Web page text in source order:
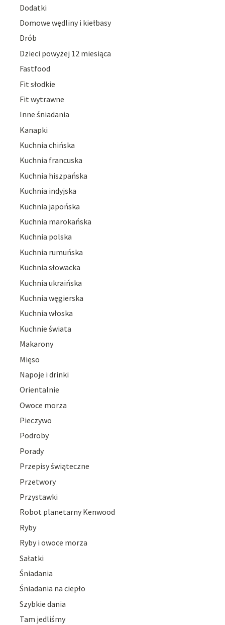
Dodatki
Domowe wędliny i kiełbasy
Drób
Dzieci powyżej 12 miesiąca
Fastfood
Fit słodkie
Fit wytrawne
Inne śniadania
Kanapki
Kuchnia chińska
Kuchnia francuska
Kuchnia hiszpańska
Kuchnia indyjska
Kuchnia japońska
Kuchnia marokańska
Kuchnia polska
Kuchnia rumuńska
Kuchnia słowacka
Kuchnia ukraińska
Kuchnia węgierska
Kuchnia włoska
Kuchnie świata
Makarony
Mięso
Napoje i drinki
Orientalnie
Owoce morza
Pieczywo
Podroby
Porady
Przepisy świąteczne
Przetwory
Przystawki
Robot planetarny Kenwood
Ryby
Ryby i owoce morza
Sałatki
Śniadania
Śniadania na ciepło
Szybkie dania
Tam jedliśmy